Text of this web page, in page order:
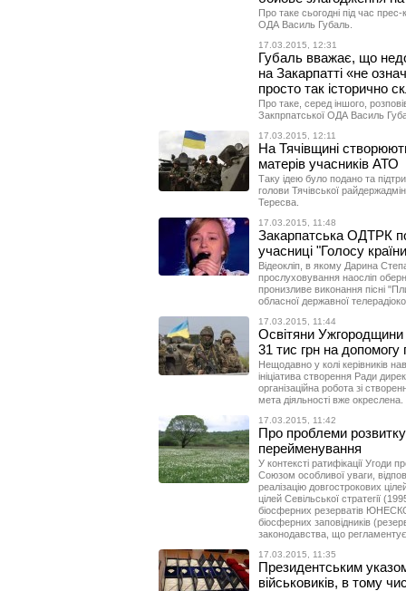
Про таке сьогодні під час
ОДА Василь Губаль.
17.03.2015, 12:31
Губаль вважає, що
на Закарпатті «не
просто так історично
Про таке, серед іншого,
Закпрпатської ОДА Василь
17.03.2015, 12:11
На Тячівщині
матерів учасників АТО
Таку ідею було подано та
голови Тячівської
Тересва.
17.03.2015, 11:48
Закарпатська ОДТРК
учасниці "Голосу
Відеокліп, в якому Дарина
прослуховування наосліп
пронизливе виконання пісні
обласної державної
17.03.2015, 11:44
Освітяни Ужгородщини
31 тис грн на
Нещодавно у колі керівників
ініціатива створення Ради
організаційна робота зі
мета діяльності вже окреслена.
17.03.2015, 11:42
Про проблеми розвитку
перейменування
У контексті ратифікації Угоди
Союзом особливої уваги,
реалізацію довгострокових
цілей Севільської стратегії
біосферних резерватів
біосферних заповідників
законодавства, що регламентує
17.03.2015, 11:35
Президентським
військовиків, в тому